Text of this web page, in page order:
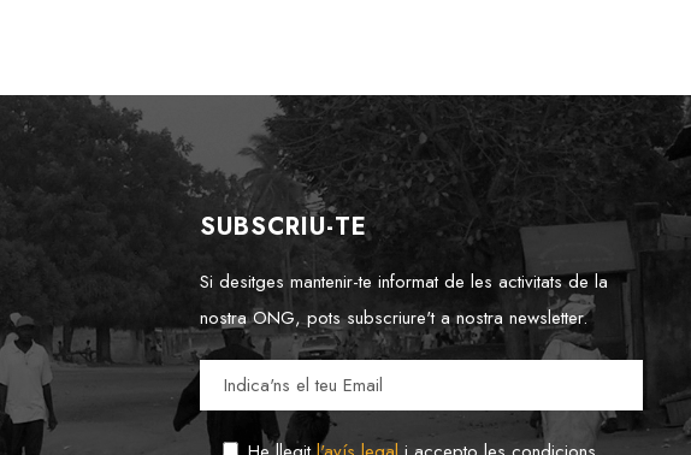
SUBSCRIU-TE
Si desitges mantenir-te informat de les activitats de la
nostra ONG, pots subscriure't a nostra newsletter.